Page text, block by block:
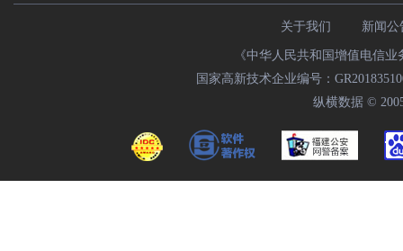
关于我们 新闻公
《中华人民共和国增值电信
国家高新技术企业编号：
纵横数据 ©